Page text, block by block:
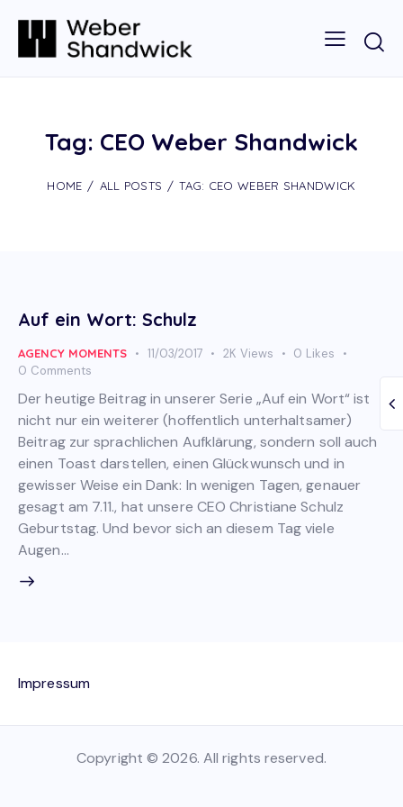
Tag: CEO Weber Shandwick
HOME ALL POSTS TAG: CEO WEBER SHANDWICK
Auf ein Wort: Schulz
AGENCY MOMENTS 11/03/2017 2K Views 0 Likes
0 Comments
Der heutige Beitrag in unserer Serie „Auf ein Wort“ ist
nicht nur ein weiterer (hoffentlich unterhaltsamer)
Beitrag zur sprachlichen Aufklärung, sondern soll auch
einen Toast darstellen, einen Glückwunsch und in
gewisser Weise ein Dank: In wenigen Tagen, genauer
gesagt am 7.11., hat unsere CEO Christiane Schulz
Geburtstag. Und bevor sich an diesem Tag viele
Augen…
Impressum
Copyright © 2026. All rights reserved.